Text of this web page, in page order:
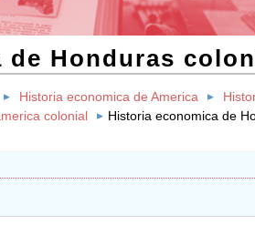
Honduras
Historia economica de America
colonial Historia economica de